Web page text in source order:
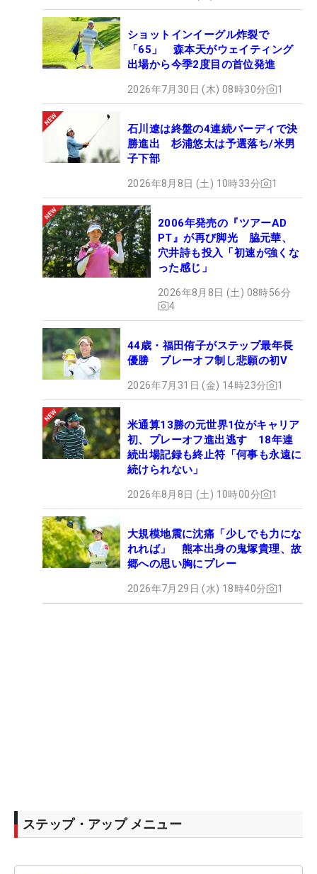
ショットインイーグル炸裂で
「65」 森本天がウェイティング
出場から今季2度目の首位発進
2026年7月30日 (木) 08時30分 1
石川遼は終盤の4連続バーディで決
勝進出 杉浦悠太は予選落ち/米男
子下部
2026年8月8日 (土) 10時33分 1
2006年発売の『ツアーAD
PT』が再び脚光 脇元華、
穴井詩も投入「初速が強くな
った感じ」
2026年8月8日 (土) 08時56分
4
44歳・福田侑子がステップ最年長
優勝 プレーオフ制し悲願の初V
2026年7月31日 (金) 14時23分 1
米通算13勝の元世界1位がキャリア
初、プレーオフ進出逃す 18年連
続出場記録も終止符「何事も永遠に
続けられない」
2026年8月8日 (土) 10時00分 1
大規模地震に沈痛「少しでも力にな
れれば」 熊本出身の鬼塚貴理、故
郷への思い胸にプレー
2026年7月29日 (水) 18時40分 1
ステップ・アップ メニュー